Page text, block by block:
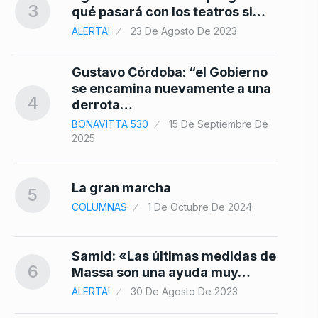
3
qué pasará con los teatros si…
ALERTA! 23 De Agosto De 2023
4
Gustavo Córdoba: “el Gobierno
se encamina nuevamente a una
derrota…
BONAVITTA 530
15 De Septiembre De
2025
5 La gran marcha
COLUMNAS 1 De Octubre De 2024
6
Samid: «Las últimas medidas de
Massa son una ayuda muy…
ALERTA! 30 De Agosto De 2023